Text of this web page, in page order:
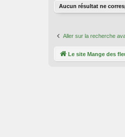
Aucun résultat ne
Aller sur la recherche
Le site Mange des